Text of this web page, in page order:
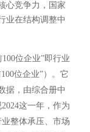
心竞争力，国家
业在结构调整中
位企业”即行业
位企业”）。它
据，由综合册中
这一年，作为
整体承压、市场